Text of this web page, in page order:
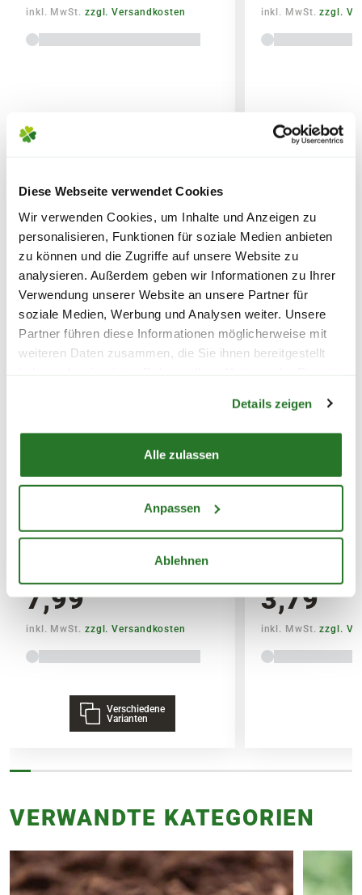
Diese Webseite verwendet Cookies
Wir verwenden Cookies, um Inhalte und Anzeigen zu
personalisieren, Funktionen für soziale Medien anbieten
zu können und die Zugriffe auf unsere Website zu
analysieren. Außerdem geben wir Informationen zu Ihrer
Verwendung unserer Website an unsere Partner für
soziale Medien, Werbung und Analysen weiter. Unsere
Partner führen diese Informationen möglicherweise mit
weiteren Daten zusammen, die Sie ihnen bereitgestellt
Details zeigen
Alle zulassen
Anpassen
Ablehnen
FOLGENDE VERSANDKOSTEN
KÖNNEN ENTSTEHEN
PAKETVERSAND
6,95€für Standardpakete (z.B.Dünger oder
Zubehör)
7,95€für größere Pakete (z.B. Pflanzen oder
Erde)
SPEDITIONSVERSAND
29,95€
inkl. MwSt. zzgl. Versandkosten inkl. MwSt.zzgl.
WEITERE PRODUKTE
BLUMEN RISSE Bio-Garten-&
Gemüsedünger
7,99
inkl. MwSt. zzgl. Versandkosten
Verschiedene
Varianten
&
3,79
inkl. MwSt.zzgl.
VERWANDTE KATEGORIEN